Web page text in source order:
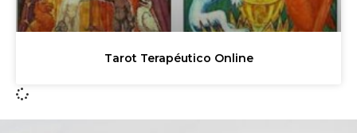
Tarot Terapéutico Online